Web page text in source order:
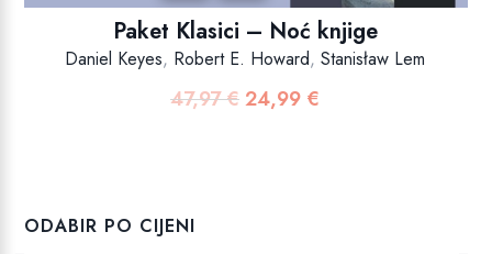
Paket Klasici – Noć knjige
Daniel Keyes, Robert E. Howard, Stanisław Lem
47,97€ Izvorna
24,99 €
ODABIR PO CIJENI